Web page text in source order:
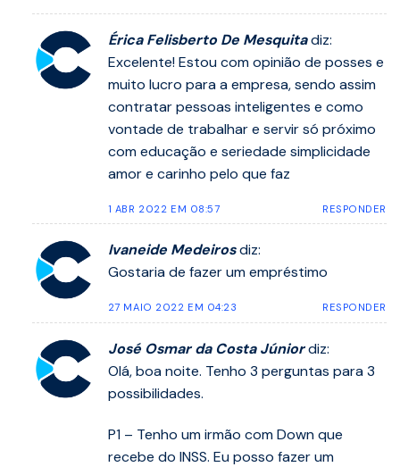
Érica Felisberto De Mesquita diz:
Excelente! Estou com opinião de posses e
muito lucro para a empresa, sendo assim
contratar pessoas inteligentes e como
vontade de trabalhar e servir só próximo
com educação e seriedade simplicidade
amor e carinho pelo que faz
1 ABR 2022 EM 08:57 RESPONDER
Ivaneide Medeiros diz:
Gostaria de fazer um empréstimo
27 MAIO 2022 EM 04:23 RESPONDER
José Osmar da Costa Júnior diz:
Olá, boa noite. Tenho 3 perguntas para 3
possibilidades.
P1 – Tenho um irmão com Down que
recebe do INSS. Eu posso fazer um